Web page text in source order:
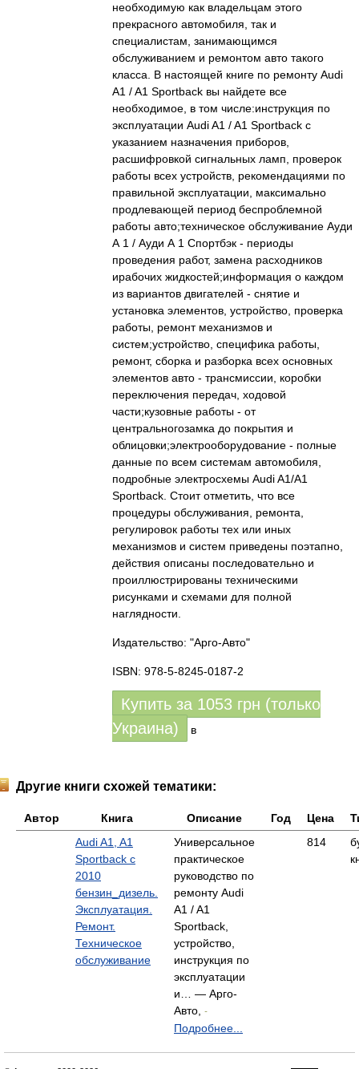
необходимую как владельцам этого
прекрасного автомобиля, так и
специалистам, занимающимся
обслуживанием и ремонтом авто такого
класса. В настоящей книге по ремонту Audi
A1 / A1 Sportback вы найдете все
необходимое, в том числе:инструкция по
эксплуатации Audi A1 / A1 Sportback с
указанием назначения приборов,
расшифровкой сигнальных ламп, проверок
работы всех устройств, рекомендациями по
правильной эксплуатации, максимально
продлевающей период беспроблемной
работы авто;техническое обслуживание Ауди
А 1 / Ауди А 1 Спортбэк - периоды
проведения работ, замена расходников
ирабочих жидкостей;информация о каждом
из вариантов двигателей - снятие и
установка элементов, устройство, проверка
работы, ремонт механизмов и
систем;устройство, специфика работы,
ремонт, сборка и разборка всех основных
элементов авто - трансмиссии, коробки
переключения передач, ходовой
части;кузовные работы - от
центральногозамка до покрытия и
облицовки;электрооборудование - полные
данные по всем системам автомобиля,
подробные электросхемы Audi A1/A1
Sportback. Стоит отметить, что все
процедуры обслуживания, ремонта,
регулировок работы тех или иных
механизмов и систем приведены поэтапно,
действия описаны последовательно и
проиллюстрированы техническими
рисунками и схемами для полной
наглядности.
Издательство: "Арго-Авто"
ISBN: 978-5-8245-0187-2
Купить за 1053 грн (только
Украина)
в
Другие книги схожей тематики:
Автор Книга Описание Год Цена
Audi A1, A1
Sportback с
2010
бензин_дизель.
Эксплуатация.
Ремонт.
Техническое
обслуживание
Универсальное
практическое
руководство по
ремонту Audi
A1 / A1
Sportback,
устройство,
инструкция по
эксплуатации
и… — Арго-
Авто,
-
Подробнее...
814